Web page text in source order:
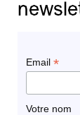
Email *
Votre nom